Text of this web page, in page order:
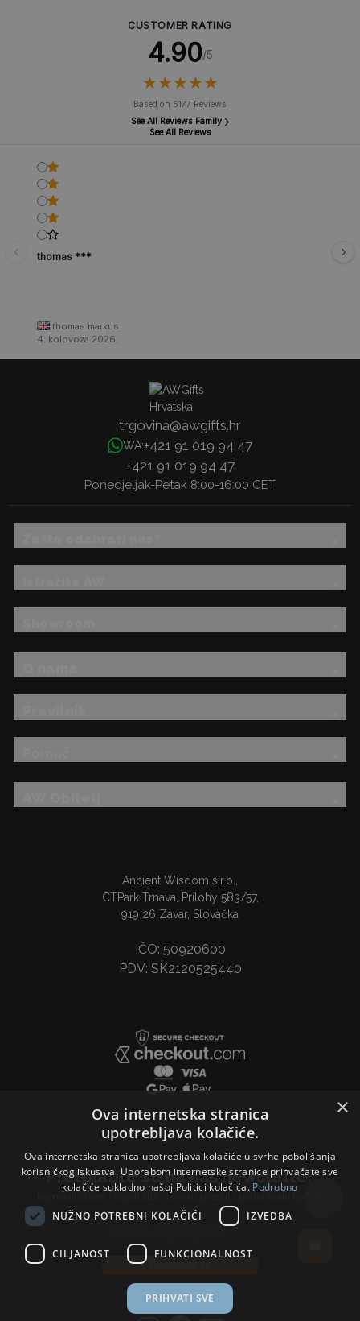
CUSTOMER RATING
4.90/5
★★★★★
★★★★★
Based on 6177 Reviews
See All Reviews Family
See All Reviews
thomas ***
thomas markus
4. kolovoza 2026.
trgovina@awgifts.hr
WA:+421 91 019 94 47
+421 91 019 94 47
Ponedjeljak-Petak 8:00-16:00 CET
Ancient Wisdom s.r.o.,
CTPark Trnava, Prílohy 583/57,
919 26 Zavar, Slovačka
IČO: 50920600
PDV: SK2120525440
Pretplatite se na naš newsletter
Najnoviji članci i vijesti stižu u vašu pristiglu poštu svaki tjedan.
×
Ova internetska stranica
upotrebljava kolačiće.
Ova internetska stranica upotrebljava kolačiće u svrhe poboljšanja
korisničkog iskustva. Uporabom internetske stranice prihvaćate sve
kolačiće sukladno našoj Politici kolačića. Podrobno
NUŽNO POTREBNI KOLAČIĆI IZVEDBA
CILJANOST FUNKCIONALNOST
PRIHVATI SVE